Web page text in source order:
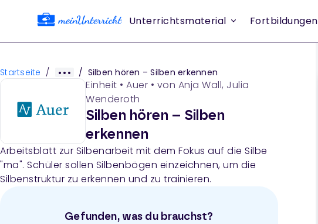
Unterrichtsmaterial Fortbildungen
Startseite / / Silben hören – Silben erkennen
Einheit • Auer • von Anja Wall, Julia
Wenderoth
Silben hören – Silben
erkennen
Arbeitsblatt zur Silbenarbeit mit dem Fokus auf die Silbe
"ma". Schüler sollen Silbenbögen einzeichnen, um die
Silbenstruktur zu erkennen und zu trainieren.
Gefunden, was du brauchst?